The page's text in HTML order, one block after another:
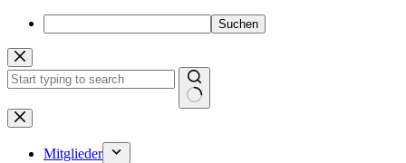
Suchen
Zum
Inhalt
springen
Keine
Ergebnisse
Mitglieder